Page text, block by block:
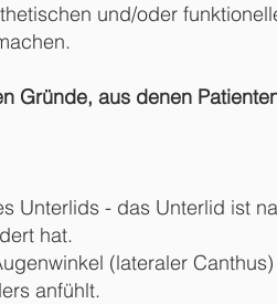
und/oder
Gründe, aus denen
Unterlids - das Unterlid ist
hat.
(lateraler
anfühlt.